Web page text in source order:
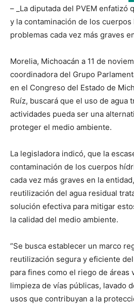
– _La diputada del PVEM enfatizó
y la contaminación de los
problemas cada vez más graves
Morelia, Michoacán a 11 de
coordinadora del Grupo
en el Congreso del Estado de
Ruíz, buscará que el uso de agua
actividades pueda ser una
proteger el medio ambiente.
La legisladora indicó, que la
contaminación de los cuerpos
cada vez más graves en la
reutilización del agua residual
solución efectiva para mitigar
la calidad del medio ambiente.
“Se busca establecer un marco
reutilización segura y eficiente
para fines como el riego de áreas
limpieza de vías públicas, lavado
usos que contribuyan a la